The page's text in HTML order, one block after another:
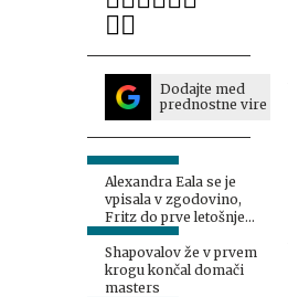
Dodajte med
prednostne vire
Alexandra Eala se je
vpisala v zgodovino,
Fritz do prve letošnje
turnirske zmage
Shapovalov že v prvem
krogu končal domači
masters